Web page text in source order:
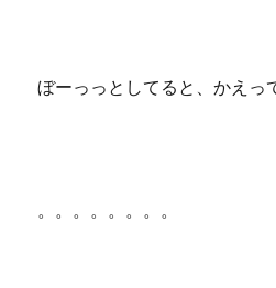
ぼーっっとしてると、かえっ
。。。。。。。。